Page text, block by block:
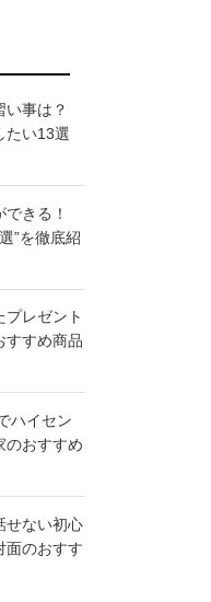
い事は？
たい13選
できる！
”を徹底紹
プレゼント
すめ商品
ハイセン
おすすめ
せない初心
のおすす